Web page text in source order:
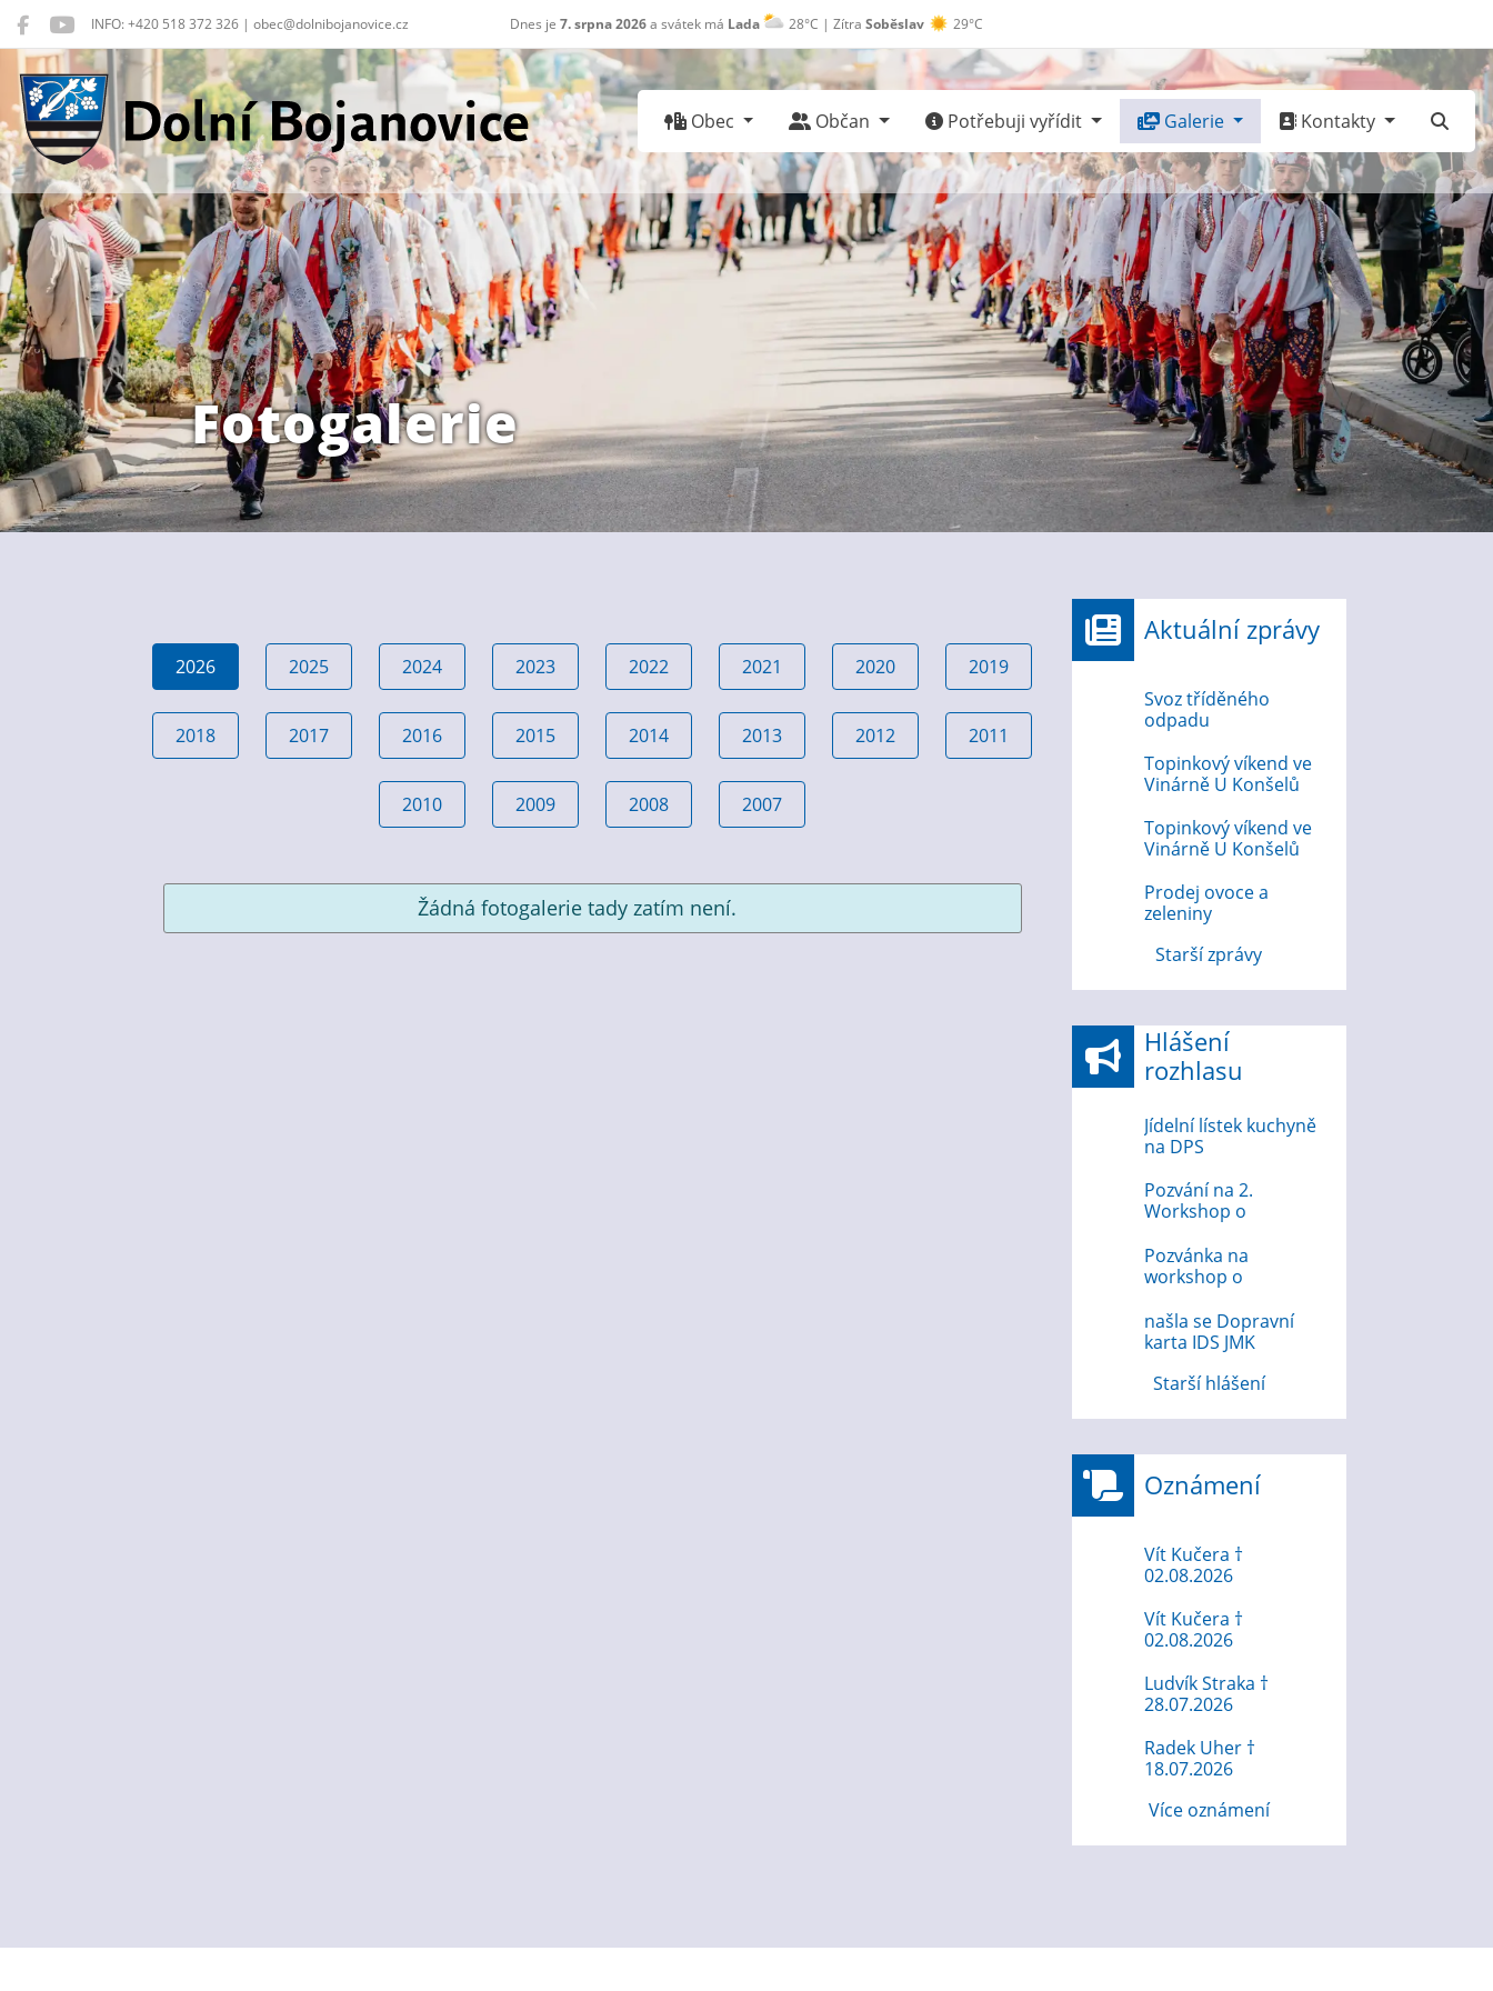
INFO: +420 518 372 326 | obec@dolnibojanovice.cz Dnes je 7. srpna 2026a svátek má Lada 28°C | Zítra Soběslav 29°C
Dolní Bojanovice
Obec Občan Potřebuji vyřídit Galerie Kontakty
Fotogalerie
2026 2025 2024 2023 2022 2021 2020 2019
2018 2017 2016 2015 2014 2013 2012 2011
2010 2009 2008 2007
Žádná fotogalerie tady zatím není.
Aktuální zprávy
Svoz tříděného
odpadu
Topinkový víkend ve
Vinárně U Konšelů
Topinkový víkend ve
Vinárně U Konšelů
Prodej ovoce a
zeleniny
Starší zprávy
Hlášení
rozhlasu
Jídelní lístek kuchyně
na DPS
Pozvání na 2.
Workshop o
internetu
Pozvánka na
workshop o
internetu 12.8.2026
našla se Dopravní
karta IDS JMK
Starší hlášení
Oznámení
Vít Kučera †
02.08.2026
Vít Kučera †
02.08.2026
Ludvík Straka †
28.07.2026
Radek Uher †
18.07.2026
Více oznámení